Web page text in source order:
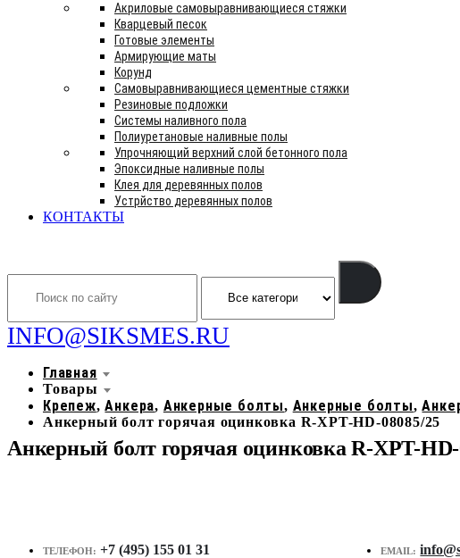
Акриловые самовыравнивающиеся стяжки
Кварцевый песок
Готовые элементы
Армирующие маты
Корунд
Самовыравнивающиеся цементные стяжки
Резиновые подложки
Системы наливного пола
Полиуретановые наливные полы
Упрочняющий верхний слой бетонного пола
Эпоксидные наливные полы
Клея для деревянных полов
Устрйство деревянных полов
КОНТАКТЫ
INFO@SIKSMES.RU
Главная
Товары
Крепеж,Анкера, Анкерные болты, Анкерные болты,
Анкерный болт горячая оцинковка R-XPT-HD-08085/25
Анкерный болт горячая оцинковка R-XPT-HD-
ТЕЛЕФОН: +7 (495) 155 01 31 EMAIL: